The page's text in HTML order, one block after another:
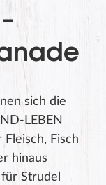
sich die
LEBEN
Fisch
hinaus
Strudel